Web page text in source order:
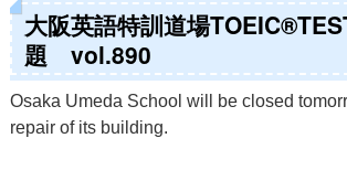
大阪英語特訓道場
題 vol.890
Osaka Umeda School will be closed
repair of its building.